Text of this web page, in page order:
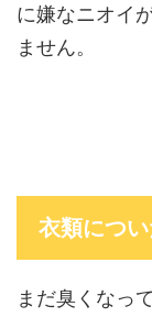
に嫌なニオイ
ません。
衣類につ
まだ臭くなっ